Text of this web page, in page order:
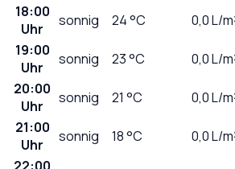
18:00
Uhr
sonnig 24°C 0,0L/
19:00
Uhr
sonnig 23°C 0,0L/
20:00
Uhr
sonnig 21 °C 0,0L/
21:00
Uhr
sonnig 18°C 0,0L/